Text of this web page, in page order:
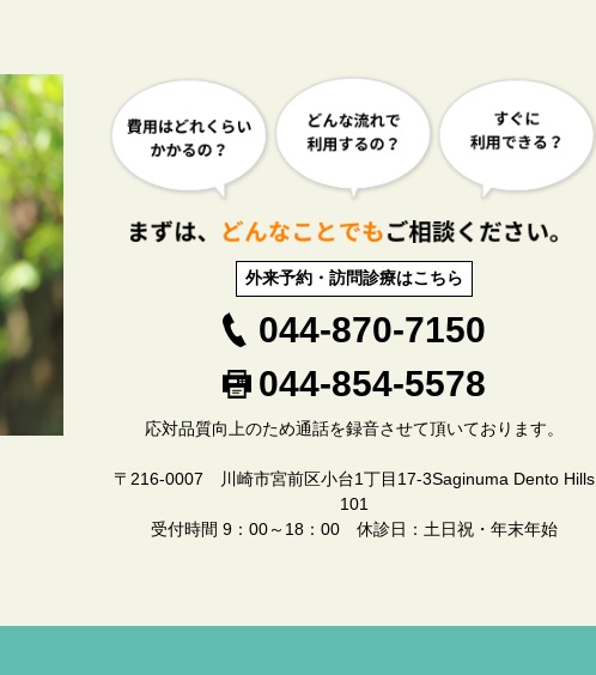
外来予約・訪問診療はこちら
044-870-7150
044-854-5578
応対品質向上のため通話を録音させて頂いております。
〒216-0007 川崎市宮前区小台1丁目17-3Saginuma Dento Hills
101
受付時間 9：00～18：00 休診日：土日祝・年末年始